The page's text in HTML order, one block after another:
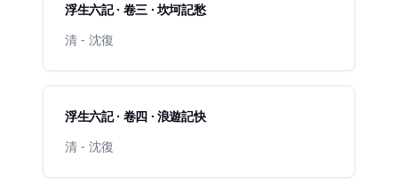
浮生六記 · 卷三 · 坎坷記愁
清 - 沈復
浮生六記 · 卷四 · 浪遊記快
清 - 沈復